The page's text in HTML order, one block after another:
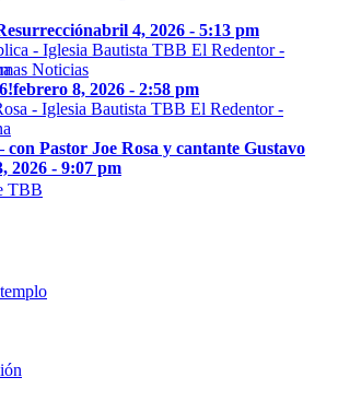
Noticias
TBB
abril 4, 2026 - 5:13 pm
febrero 8, 2026 - 2:58 pm
con Pastor Joe Rosa y cantante Gustavo
2026 - 9:07 pm